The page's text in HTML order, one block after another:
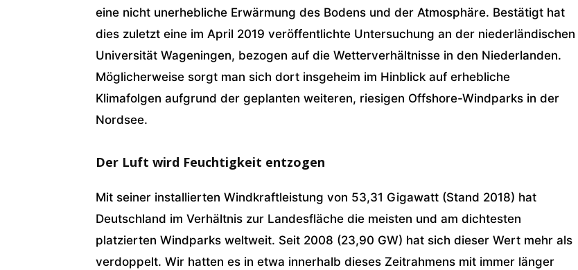
eine nicht unerhebliche Erwärmung des Bodens und der Atmosphäre. Bestätigt hat
dies zuletzt eine im April 2019 veröffentlichte Untersuchung an der niederländischen
Universität Wageningen, bezogen auf die Wetterverhältnisse in den Niederlanden.
Möglicherweise sorgt man sich dort insgeheim im Hinblick auf erhebliche
Klimafolgen aufgrund der geplanten weiteren, riesigen Offshore-Windparks in der
Nordsee.
Der Luft wird Feuchtigkeit entzogen
Mit seiner installierten Windkraftleistung von 53,31 Gigawatt (Stand 2018) hat
Deutschland im Verhältnis zur Landesfläche die meisten und am dichtesten
platzierten Windparks weltweit. Seit 2008 (23,90 GW) hat sich dieser Wert mehr als
verdoppelt. Wir hatten es in etwa innerhalb dieses Zeitrahmens mit immer länger